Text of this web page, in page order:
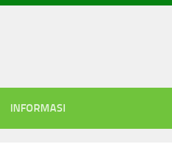
INFORMASI